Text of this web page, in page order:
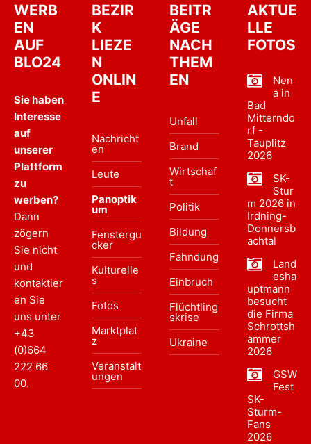
WERB
EN
AUF
BLO24
Sie haben
Interesse
auf
unserer
Plattform
zu
werben?
Dann
zögern
Sie nicht
und
kontaktier
en Sie
uns unter
+43
(0)664
222 66
00.
BEZIR
K
LIEZE
N
ONLIN
E
Nachricht
en
Leute
Panoptik
um
Fenstergu
cker
Kulturelle
s
Fotos
Marktplat
z
Veranstalt
ungen
BEITR
ÄGE
NACH
THEM
EN
Unfall
Brand
Wirtschaf
t
Politik
Bildung
Fahndung
Einbruch
Flüchtling
skrise
Ukraine
AKTUE
LLE
FOTOS
Nen
a in
Bad
Mitterndo
rf -
Tauplitz
2026
SK-
Stur
m 2026 in
Irdning-
Donnersb
achtal
Land
esha
uptmann
besucht
die Firma
Schrottsh
ammer
2026
GSW
Fest
SK-
Sturm-
Fans
2026